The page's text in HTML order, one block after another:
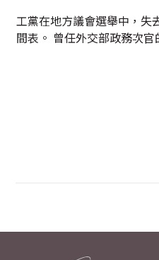
工黨在地方議會選舉中，失
間表。 曾任外交部政務次